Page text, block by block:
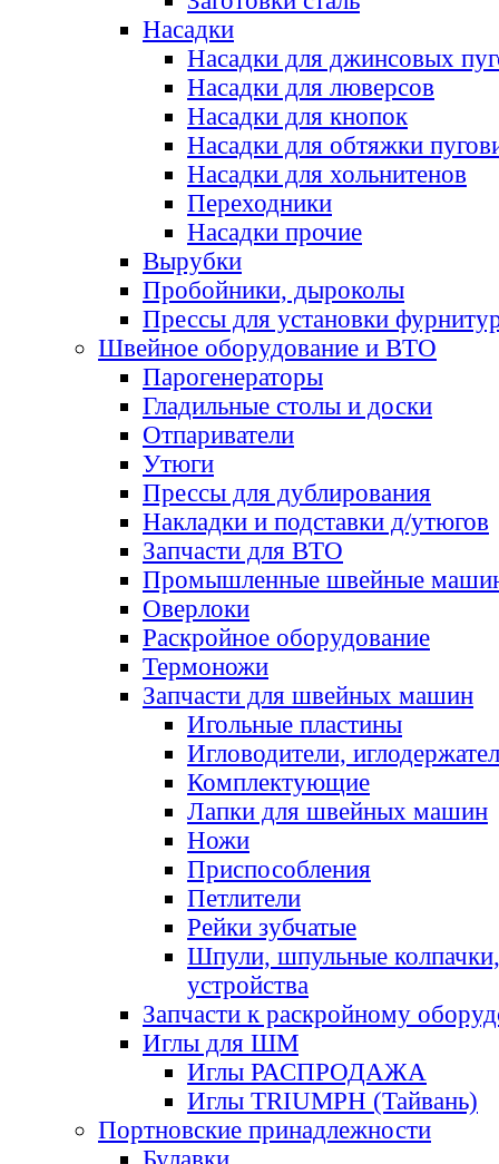
Насадки
Насадки для джинсовых
Насадки для люверсов
Насадки для кнопок
Насадки для обтяжки
Насадки для хольнитенов
Переходники
Насадки прочие
Вырубки
Пробойники, дыроколы
Прессы для установки
Швейное оборудование и ВТО
Парогенераторы
Гладильные столы и доски
Отпариватели
Утюги
Прессы для дублирования
Накладки и подставки д/утюгов
Запчасти для ВТО
Промышленные швейные
Оверлоки
Раскройное оборудование
Термоножи
Запчасти для швейных машин
Игольные пластины
Игловодители,
Комплектующие
Лапки для швейных машин
Ножи
Приспособления
Петлители
Рейки зубчатые
Шпули, шпульные
устройства
Запчасти к раскройному
Иглы для ШМ
Иглы РАСПРОДАЖА
Иглы TRIUMPH (Тайвань)
Портновские принадлежности